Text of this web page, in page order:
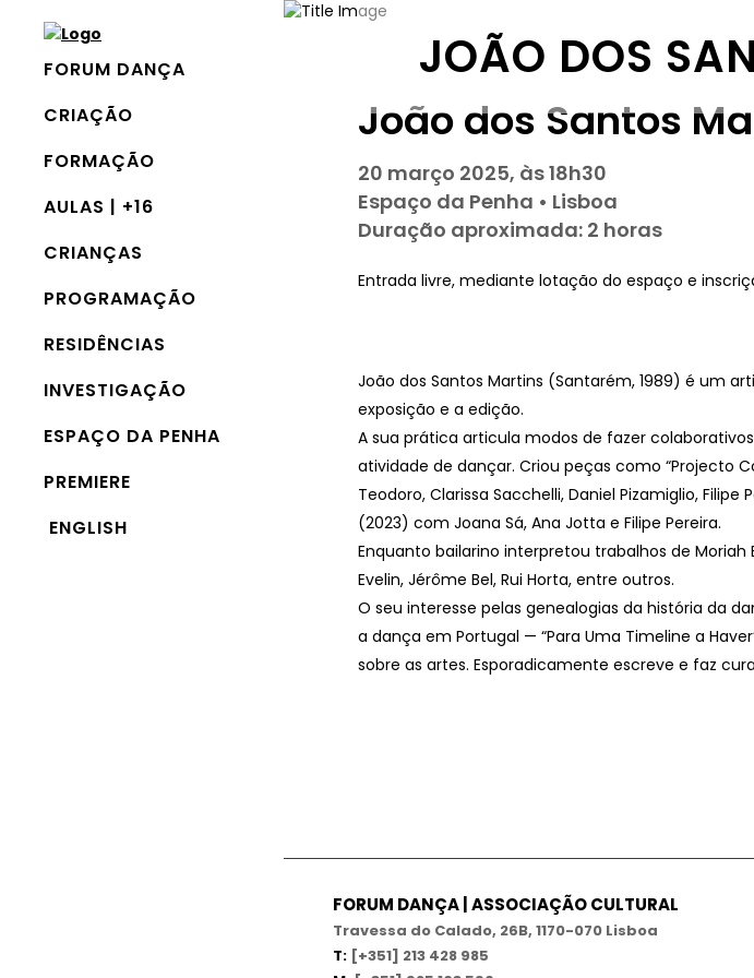
FORUM DANÇA
CRIAÇÃO
FORMAÇÃO
AULAS | +16
CRIANÇAS
PROGRAMAÇÃO
RESIDÊNCIAS
INVESTIGAÇÃO
ESPAÇO DA PENHA
PREMIERE
ENGLISH
JOÃO DOS
João dos Santos
20 março 2025, às 18h30
Espaço da Penha • Lisboa
Duração aproximada: 2 horas
Entrada livre, mediante lotação do espaço e
João dos Santos Martins (Santarém, 1989) é um
exposição e a edição.
A sua prática articula modos de fazer
atividade de dançar. Criou peças como “Projecto
Teodoro, Clarissa Sacchelli, Daniel Pizamiglio, Filipe
(2023) com Joana Sá, Ana Jotta e Filipe Pereira.
Enquanto bailarino interpretou trabalhos de Moriah
Evelin, Jérôme Bel, Rui Horta, entre outros.
O seu interesse pelas genealogias da história da
a dança em Portugal — “Para Uma Timeline a
sobre as artes. Esporadicamente escreve e faz
FORUM DANÇA | ASSOCIAÇÃO CULTURAL
Travessa do Calado, 26B, 1170-070 Lisboa
T: [+351] 213 428 985